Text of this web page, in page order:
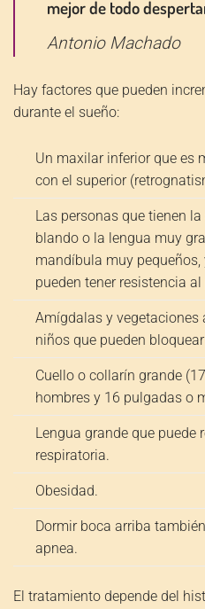
mejor de todo
Antonio Machado
Hay factores que pueden
durante el sueño:
Un maxilar inferior que es
con el superior
Las personas que tienen
blando o la lengua muy
mandíbula muy
pueden tener resistencia
Amígdalas y vegetaciones
niños que pueden
Cuello o collarín grande
hombres y 16 pulgadas o
Lengua grande que puede
respiratoria.
Obesidad.
Dormir boca arriba
apnea.
El tratamiento depende del